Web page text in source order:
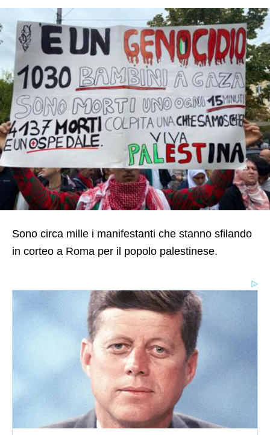
Sono circa mille i manifestanti che stanno sfilando
in corteo a Roma per il popolo palestinese.